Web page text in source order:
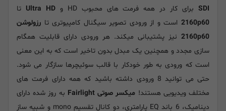
SDIبرای کار در همه فرمت های محبوب HD و Ultra HD تا
2160p60 است و از ورودی تصویر سیگنال کامپیوتری تا رزولوشن
2160p60 نیز پشتیبانی میکند. هر ورودی دارای قابلیت همگام
سازی مجدد و همچنین یک مبدل بدون تاخیر است که به این معنی
است که ورودی به طور خودکار با قالب سوئیچرها سازگار می شود.
حتی می توانید 8 ورودی داشته باشید که همه دارای فرمت های
مختلف ویدیویی هستند! میکسر صوتی Fairlight
به روز شده دارای
دینامیک، 6 باند EQ پارامتری، دو کانال تقسیم mono و شبیه ساز